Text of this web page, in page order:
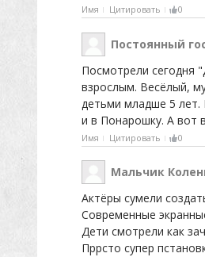
Имя Цитировать 0
Постоянный
Посмотрели сегодня
взрослым. Весёлый,
детьми младше 5
и в Понарошку. А вот
Имя Цитировать 0
Мальчик
Актёры сумели
Современные
Дети смотрели как
Пррсто супер